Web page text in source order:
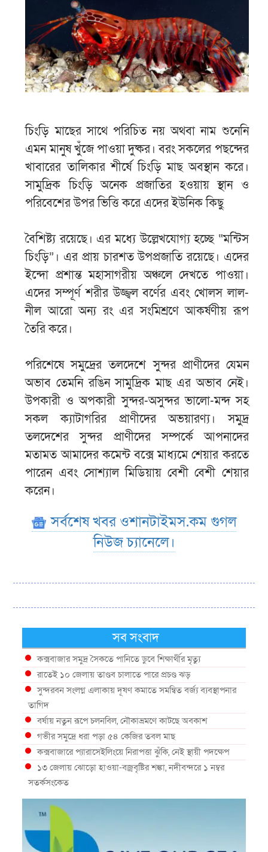
চিংড়ি মাছের সাথে পরিচিত নয় অথবা নাম শুনেনি
এমন মানুষ খুঁজে পাওয়া দুষ্কর। বরং সকলের পছন্দের
খাবারের তালিকার শীর্ষে চিংড়ি মাছ অবস্থান করে।
সামুদ্রিক চিংড়ি অনেক প্রজাতির হওয়ায় স্থান ও
পরিবেশের উপর ভিত্তি করে এদের ইউনিক কিছু
বৈশিষ্ট্য রয়েছে। এর মধ্যে উল্লেখযোগ্য হচ্ছে “মন্টিস
চিংড়ি”। এর প্রায় চারশত উপপ্রজাতি রয়েছে। এদের
ইন্দো প্রশান্ত মহাসাগরীয় অঞ্চলে দেখতে পাওয়া।
এদের সম্পূর্ণ শরীর উজ্জ্বল বর্ণের এবং খোলস লাল-
নীল আরো অন্য রং এর সংমিশ্রণে আকর্ষণীয় রূপ
তৈরি করে।
পরিশেষে সমুদ্রের তলদেশে সুন্দর প্রাণীদের যেমন
অভাব তেমনি রঙিন সামুদ্রিক মাছ এর অভাব নেই।
উপকারী ও অপকারী সুন্দর-অসুন্দর ভালো-মন্দ সহ
সকল ক্যাটাগরির প্রাণীদের অভয়ারণ্য। সমুদ্র
তলদেশের সুন্দর প্রাণীদের সম্পর্কে আপনাদের
মতামত আমাদের কমেন্ট বক্সে মাধ্যমে শেয়ার করতে
পারেন এবং সোশ্যাল মিডিয়ায় বেশী বেশী শেয়ার
করেন।
সর্বশেষ খবর ওশানটাইমস.কম গুগল
নিউজ চ্যানেলে।
সব সংবাদ
কক্সবাজার সমুদ্র সৈকতে পানিতে ডুবে শিক্ষার্থীর মৃত্যু
রাতেই ১০ জেলায় তাণ্ডব চালাতে পারে প্রচণ্ড ঝড়
সুন্দরবন সংলগ্ন এলাকায় দূষণ কমাতে সমন্বিত বর্জ্য ব্যবস্থাপনার
তাগিদ
বর্ষায় নতুন রূপে চলনবিল, নৌকাভ্রমণে কাটছে অবকাশ
গভীর সমুদ্রে ধরা পড়া ৫৪ কেজির তবল মাছ
কক্সবাজারে প্যারাসেইলিংয়ে নিরাপত্তা ঝুঁকি, নেই স্থায়ী পদক্ষেপ
১৩ জেলায় ঝোড়ো হাওয়া-বজ্রবৃষ্টির শঙ্কা, নদীবন্দরে ১ নম্বর
সতর্কসংকেত
দেশের ৫ জেলায় বন্যার শঙ্কা
দেশের বিভিন্ন অঞ্চলে বজ্রবৃষ্টির আভাস, ঢাকার আকাশও মেঘলা
আগস্টে টানা বৃষ্টি ও বন্যার আভাস, সাগরে একাধিক লঘুচাপের
শঙ্কা